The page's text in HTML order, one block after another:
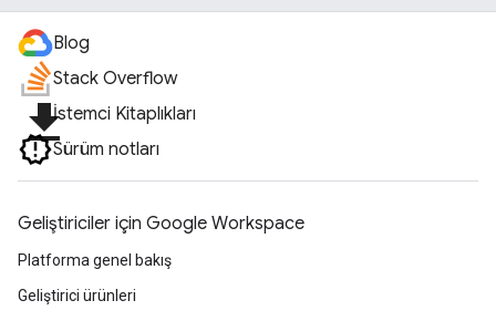
Blog
Stack Overflow
file_downloadİstemci Kitaplıkları
Sürüm notları
Geliştiriciler için Google Workspace
Platforma genel bakış
Geliştirici ürünleri